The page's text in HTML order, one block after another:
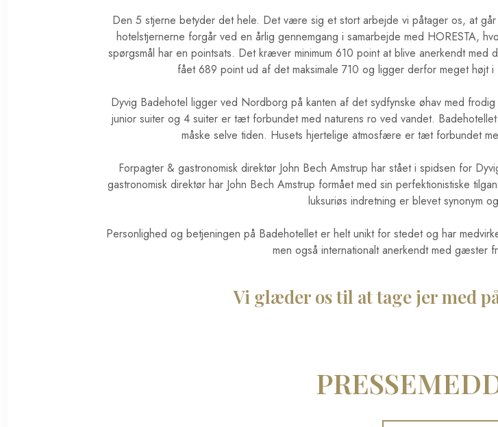
Den 5 stjerne betyder det hele. Det være sig et stort arbejde vi påtager os, at
hotelstjernerne forgår ved en årlig gennemgang i samarbejde med HORESTA,
spørgsmål har en pointsats. Det kræver minimum 610 point at blive anerkendt
fået 689 point ud af det maksimale 710 og ligger derfor meget højt
Dyvig Badehotel ligger ved Nordborg på kanten af det sydfynske øhav med
junior suiter og 4 suiter er tæt forbundet med naturens ro ved vandet.
måske selve tiden. Husets hjertelige atmosfære er tæt forbundet
Forpagter & gastronomisk direktør John Bech Amstrup har stået i spidsen for
gastronomisk direktør har John Bech Amstrup formået med sin perfektionistiske
luksuriøs indretning er blevet synonym
Personlighed og betjeningen på Badehotellet er helt unikt for stedet og har
men også internationalt anerkendt med gæster
Vi glæder os til at tage jer med